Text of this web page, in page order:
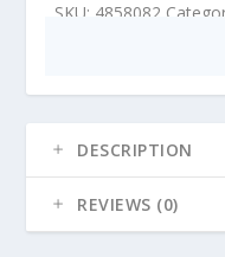
SKU: 4858082
DESCRIPTION
REVIEWS (0)